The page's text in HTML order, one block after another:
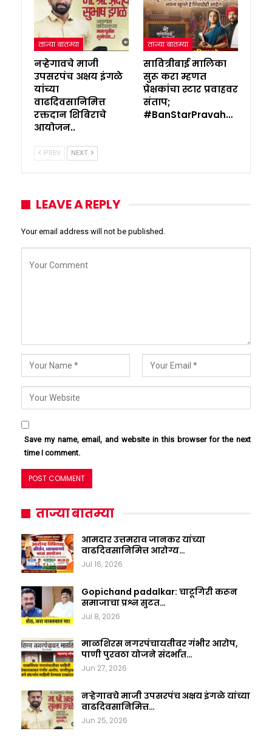
ताज्या बातम्या
नऱ्हेगावचे माजी
उपसरपंच अक्षय इंगळे
यांच्या
वाढदिवसानिमित्त
रक्तदान शिबिराचे
आयोजन..
ताज्या बातम्या
सावित्रीबाई मालिका
सुरू करा म्हणत
प्रेक्षकांचा स्टार प्रवाहवर
संताप;
#BanStarPravah…
PREV NEXT
LEAVE A REPLY
Your email address will not be published.
Save my name, email, and website in this browser for the next
time I comment.
ताज्या बातम्या
आमदार उत्तमराव जानकर यांच्या
वाढदिवसानिमित्त आरोग्य…
Jul 16, 2026
Gopichand padalkar: चाटूगिरी करून
समाजाचा प्रश्न सुटत…
Jul 8, 2026
माळशिरस नगरपंचायतीवर गंभीर आरोप,
पाणी पुरवठा योजने संदर्भात…
Jun 27, 2026
नऱ्हेगावचे माजी उपसरपंच अक्षय इंगळे यांच्या
वाढदिवसानिमित्त…
Jun 25, 2026